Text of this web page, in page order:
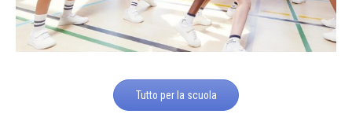
Tutto per la scuola